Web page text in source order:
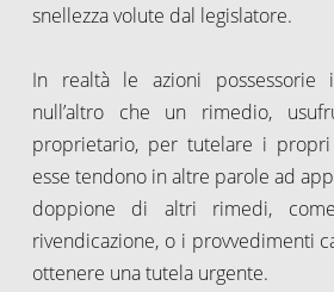
snellezza volute dal legislatore.
In realtà le azioni
null’altro che un rimedio,
proprietario, per tutelare i
esse tendono in altre parole ad
doppione di altri rimedi,
rivendicazione, o i provvedimenti
ottenere una tutela urgente.